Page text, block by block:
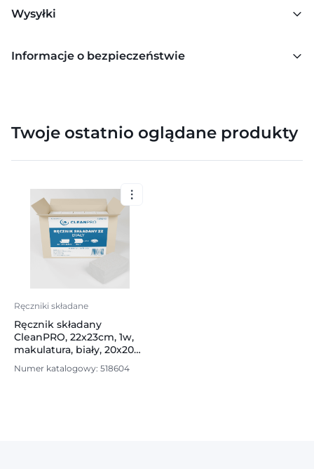
Wysyłki
Informacje o bezpieczeństwie
Twoje ostatnio oglądane produkty
Ręczniki składane
Ręcznik składany
CleanPRO, 22x23cm, 1w,
makulatura, biały, 20x200
listków
Numer katalogowy: 518604